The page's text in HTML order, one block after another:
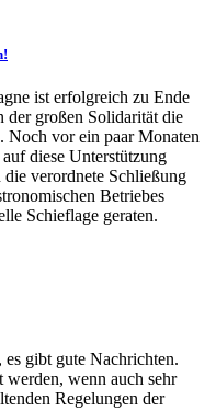
ist erfolgreich zu Ende
der großen Solidarität die
Noch vor ein paar Monaten
diese Unterstützung
verordnete Schließung
Betriebes
Schieflage geraten.
gibt gute Nachrichten.
wenn auch sehr
Regelungen der